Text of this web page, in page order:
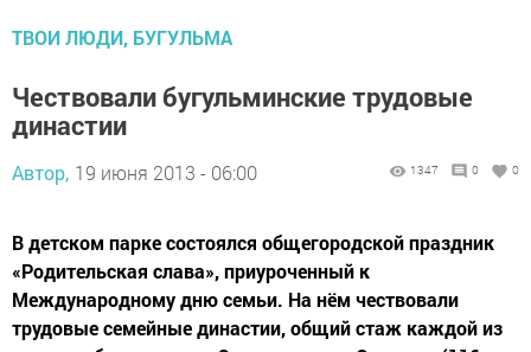
ТВОИ ЛЮДИ, БУГУЛЬМА
Чествовали бугульминские трудовые
династии
Автор, 19 июня 2013 - 06:00 1347 0 0
В детском парке состоялся общегородской праздник
«Родительская слава», приуроченный к
Международному дню семьи. На нём чествовали
трудовые семейные династии, общий стаж каждой из